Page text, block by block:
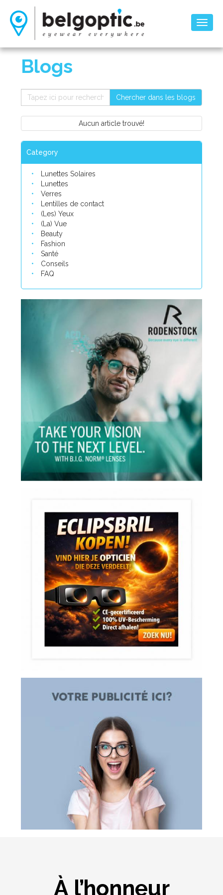
Blogs
Chercher dans les blogs
Aucun article trouvé!
Category
Lunettes Solaires
Lunettes
Verres
Lentilles de contact
(Les) Yeux
(La) Vue
Beauty
Fashion
Santé
Conseils
FAQ
À l’honneur